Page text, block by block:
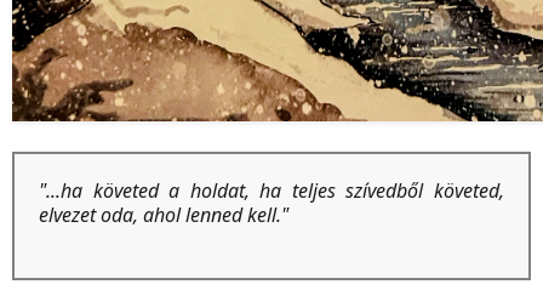
"...ha követed a holdat, ha teljes szívedből követed,
elvezet oda, ahol lenned kell."